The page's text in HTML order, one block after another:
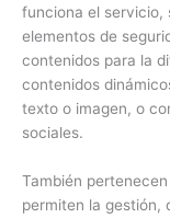
funciona el servicio,
elementos de
contenidos para la
contenidos
texto o imagen, o
sociales.
También
permiten la gestión,